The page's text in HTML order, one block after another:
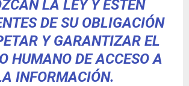
LA LEY Y ESTÉN
DE SU OBLIGACIÓN
Y GARANTIZAR EL
HUMANO DE ACCESO A
INFORMACIÓN.